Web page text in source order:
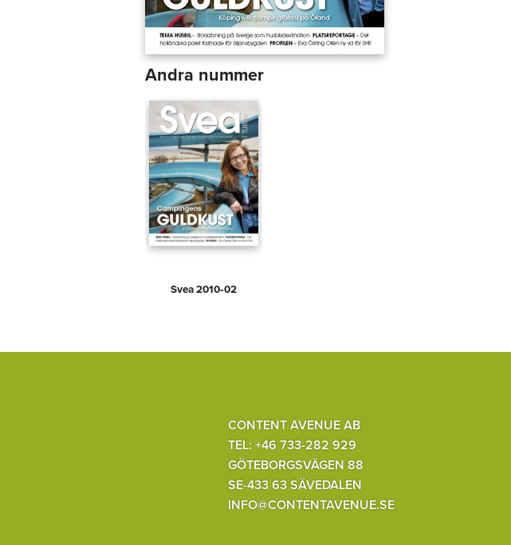
Andra nummer
Svea 2010‑02
CONTENT AVENUE AB
TEL: +46 733-282 929
GÖTEBORGSVÄGEN 88
SE-433 63 SÄVEDALEN
INFO@CONTENTAVENUE.SE